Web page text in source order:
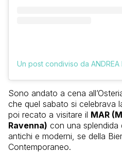
Sono andato a cena
che quel sabato si celebrava
poi recato a visitare il MAR
Ravenna) con una splendida
antichi e moderni, se della
Contemporaneo.